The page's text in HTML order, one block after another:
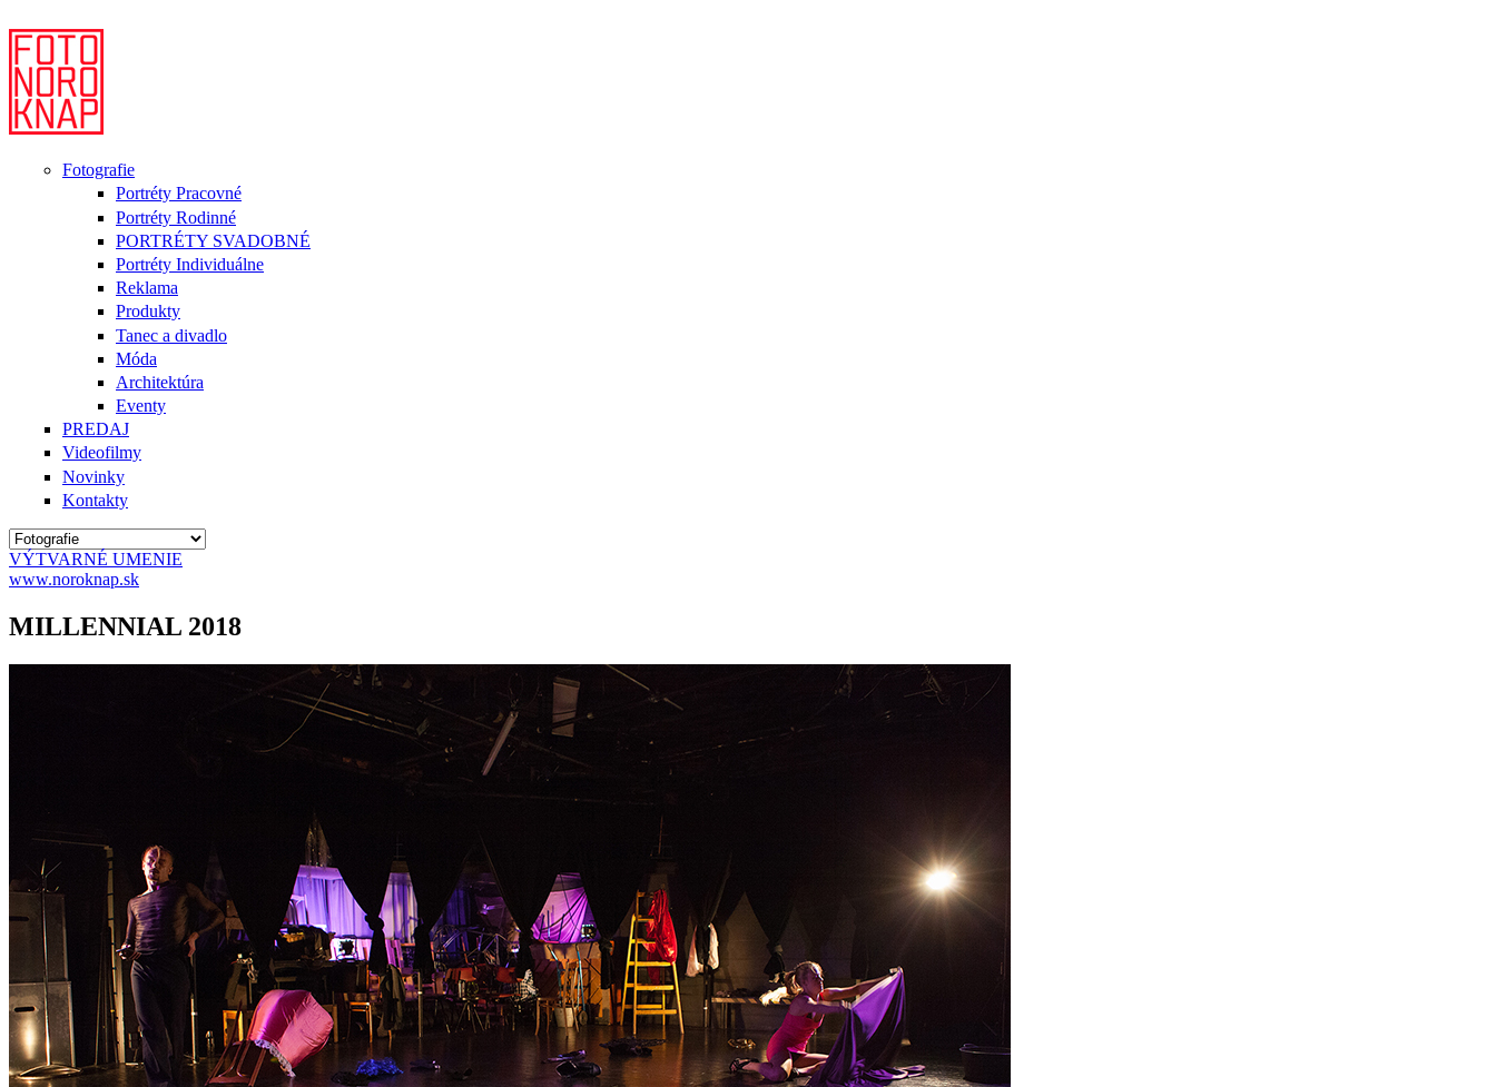
Fotografie
Portréty Pracovné
Portréty Rodinné
PORTRÉTY SVADOBNÉ
Portréty Individuálne
Reklama
Produkty
Tanec a divadlo
Móda
Architektúra
Eventy
PREDAJ
Videofilmy
Novinky
Kontakty
VÝTVARNÉ UMENIE
www.noroknap.sk
MILLENNIAL 2018